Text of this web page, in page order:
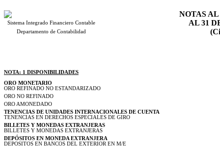
NOTAS
Sistema Integrado Financiero Contable AL 31
Departamento de Contabilidad
NOTA: 1 DISPONIBILIDADES
ORO MONETARIO
ORO REFINADO NO ESTANDARIZADO
ORO NO REFINADO
ORO AMONEDADO
TENENCIAS DE UNIDADES INTERNACIONALES DE CUENTA
TENENCIAS EN DERECHOS ESPECIALES DE GIRO
BILLETES Y MONEDAS EXTRANJERAS
BILLETES Y MONEDAS EXTRANJERAS
DEPÓSITOS EN MONEDA EXTRANJERA
DEPOSITOS EN BANCOS DEL EXTERIOR EN M/E